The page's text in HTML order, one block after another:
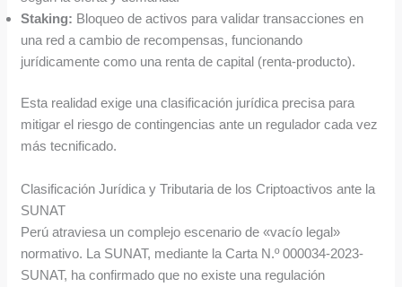
Staking: Bloqueo de activos para validar transacciones en
una red a cambio de recompensas, funcionando
jurídicamente como una renta de capital (renta-producto).
Esta realidad exige una clasificación jurídica precisa para
mitigar el riesgo de contingencias ante un regulador cada vez
más tecnificado.
Clasificación Jurídica y Tributaria de los Criptoactivos ante la
SUNAT
Perú atraviesa un complejo escenario de «vacío legal»
normativo. La SUNAT, mediante la Carta N.º 000034-2023-
SUNAT, ha confirmado que no existe una regulación